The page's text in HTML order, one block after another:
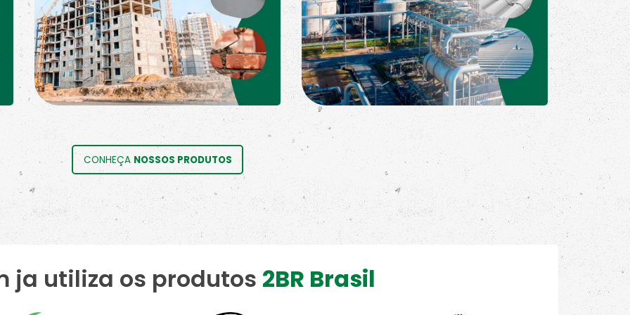
CONHEÇA NOSSOS PRODUTOS
ja utiliza os produtos 2BR Brasil